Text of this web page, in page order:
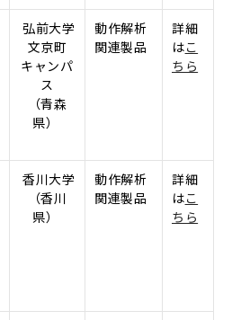
弘前大学
文京町
キャンパ
ス
（青森
県）
動作解析
関連製品
詳細
はこ
ちら
香川大学
（香川
県）
動作解析
関連製品
詳細
はこ
ちら